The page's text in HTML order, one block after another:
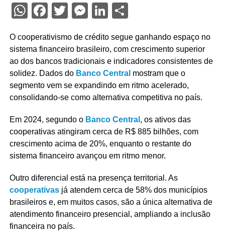
WhatsApp
Facebook
Twitter
Messenger
LinkedIn
Share
O cooperativismo de crédito segue ganhando espaço no
sistema financeiro brasileiro, com crescimento superior
ao dos bancos tradicionais e indicadores consistentes de
solidez. Dados do Banco Central mostram que o
segmento vem se expandindo em ritmo acelerado,
consolidando-se como alternativa competitiva no país.
Em 2024, segundo o Banco Central , os ativos das
cooperativas atingiram cerca de R$ 885 bilhões, com
crescimento acima de 20%, enquanto o restante do
sistema financeiro avançou em ritmo menor.
Outro diferencial está na presença territorial. As
cooperativasjá atendem cerca de 58% dos municípios
brasileiros e, em muitos casos, são a única alternativa de
atendimento financeiro presencial, ampliando a inclusão
financeira no país.